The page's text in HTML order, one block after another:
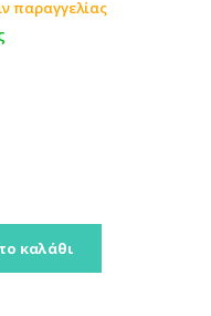
παραγγελίας
καλάθι